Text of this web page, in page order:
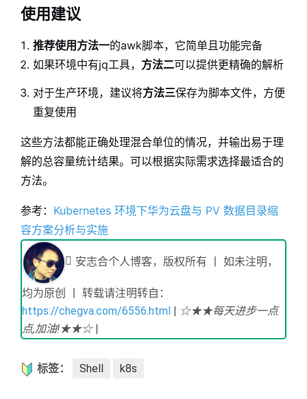
使用建议
推荐使用方法一的awk脚本，它简单且功能完备
如果环境中有jq工具， 方法二可以提供更精确的解析
对于生产环境，建议将方法三保存为脚本文件，方便
重复使用
这些方法都能正确处理混合单位的情况，并输出易于理
解的总容量统计结果。可以根据实际需求选择最适合的
方法。
参考： Kubernetes 环境下华为云盘与 PV 数据目录缩
容方案分析与实施
安志合个人博客，版权所有 丨 如未注明，
均为原创 丨 转载请注明转自：
https://chegva.com/6556.html | ☆★★每天进步一点
点,加油!★★☆|
标签： Shell k8s